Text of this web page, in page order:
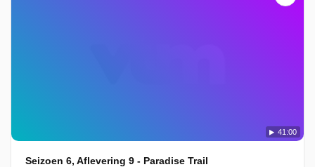
41:00
Seizoen 6, Aflevering 9 - Paradise Trail